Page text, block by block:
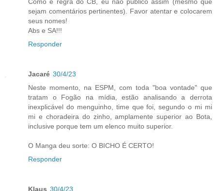
Como é regra do CB, eu não publico assim (mesmo que
sejam comentários pertinentes). Favor atentar e colocarem
seus nomes!
Abs e SA!!!
Responder
Jacaré 30/4/23
Neste momento, na ESPM, com toda "boa vontade" que
tratam o Fogão na mídia, estão analisando a derrota
inexplicável do menguinho, time que foi, segundo o mi mi
mi e choradeira do zinho, amplamente superior ao Bota,
inclusive porque tem um elenco muito superior.
O Manga deu sorte: O BICHO É CERTO!
Responder
Klaus 30/4/23